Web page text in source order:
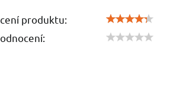
produktu: